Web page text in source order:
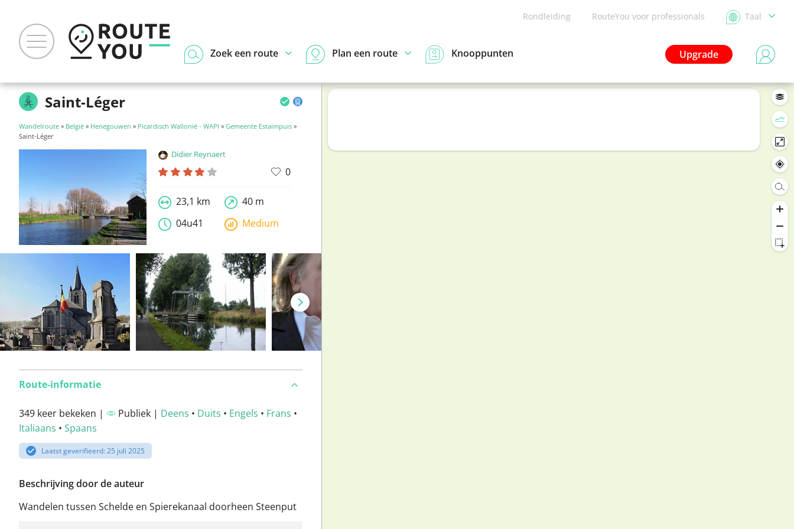
Rondleiding RouteYou voor professionals Taal
Upgrade
Zoek een route Plan een route Knooppunten
Saint-Léger
Wandelroute » België » Henegouwen » Picardisch Wallonië - WAPI » Gemeente Estaimpuis »
Saint-Léger
Didier Reynaert
0
23,1 km
40 m
04u41
Medium
Route-informatie
349 keer bekeken | Publiek | Deens • Duits • Engels • Frans •
Italiaans • Spaans
Laatst geverifieerd: 25 juli 2025
Beschrijving door de auteur
Wandelen tussen Schelde en Spierekanaal doorheen Steenput